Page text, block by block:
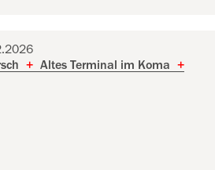
+ Altes Terminal im Koma +